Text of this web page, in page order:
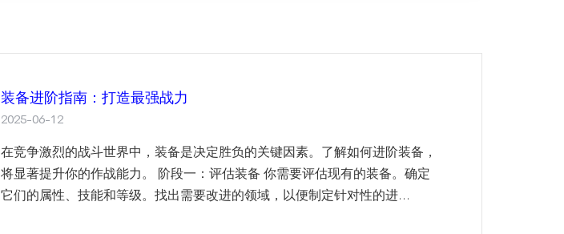
装备进阶指南：打造最强战力
2025-06-12
在竞争激烈的战斗世界中，装备是决定胜负的关键因素。了解如何进阶装备，
将显著提升你的作战能力。 阶段一：评估装备 你需要评估现有的装备。确定
它们的属性、技能和等级。找出需要改进的领域，以便制定针对性的进...